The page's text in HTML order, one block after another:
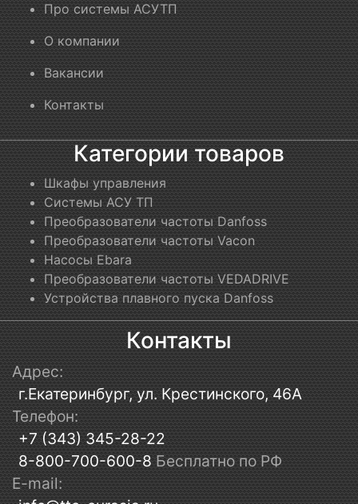
Про системы АСУТП
О компании
Вакансии
Контакты
Категории товаров
Шкафы управления
Системы АСУ ТП
Преобразователи частоты Danfoss
Преобразователи частоты Vacon
Насосы Ebara
Преобразователи частоты VEDADRIVE
Устройства плавного пуска Danfoss
Контакты
Адрес:
г.Екатеринбург, ул. Крестинского, 46А
Телефон:
+7 (343) 345-28-22
8-800-700-600-8 Бесплатно по РФ
E-mail: